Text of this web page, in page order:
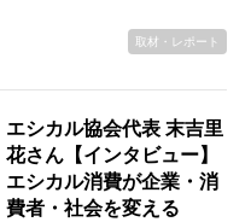
取材・レポート
エシカル協会代表 末吉里
花さん【インタビュー】
エシカル消費が企業・消
費者・社会を変える